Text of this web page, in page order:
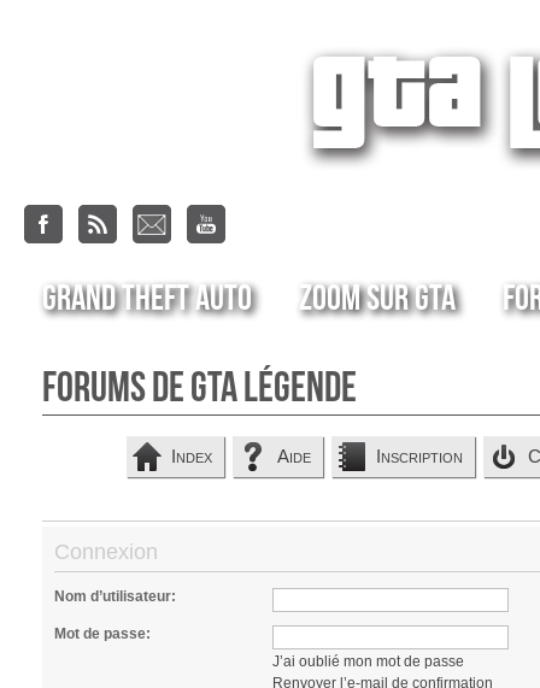
Grand Theft Auto Zoom sur GTA
Forums de GTA Légende
Index Aide Inscription
Connexion
Nom d’utilisateur:
Mot de passe:
J’ai oublié mon mot de passe
Renvoyer l’e-mail de confirmation